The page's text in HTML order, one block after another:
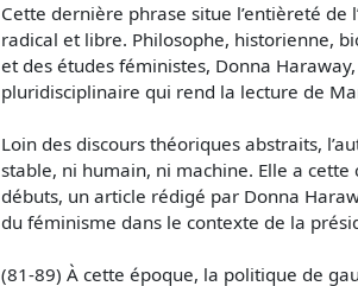
Cette dernière phrase situe l’entièreté de
radical et libre. Philosophe, historienne,
et des études féministes, Donna
pluridisciplinaire qui rend la lecture de
Loin des discours théoriques abstraits,
stable, ni humain, ni machine. Elle a
débuts, un article rédigé par Donna
du féminisme dans le contexte de la
(81-89) À cette époque, la politique de